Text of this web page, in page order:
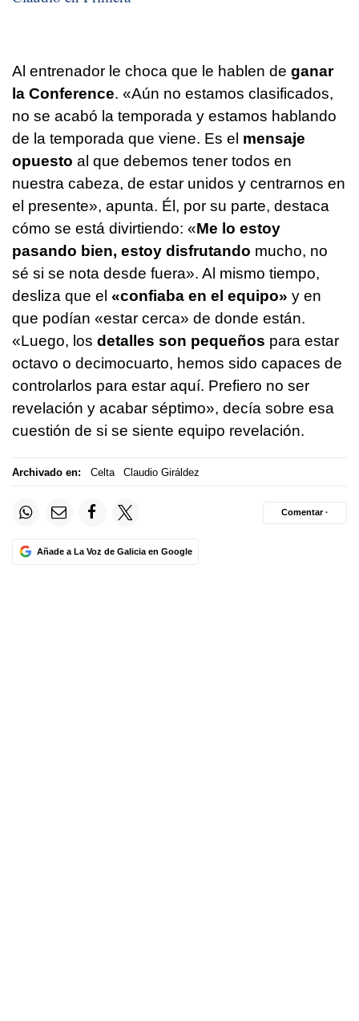
Al entrenador le choca que le hablen de ganar
la Conference. «Aún no estamos clasificados,
no se acabó la temporada y estamos hablando
de la temporada que viene. Es el mensaje
opuesto al que debemos tener todos en
nuestra cabeza, de estar unidos y centrarnos en
el presente», apunta. Él, por su parte, destaca
cómo se está divirtiendo: «Me lo estoy
pasando bien, estoy disfrutando mucho, no
sé si se nota desde fuera». Al mismo tiempo,
desliza que el «confiaba en el equipo» y en
que podían «estar cerca» de donde están.
«Luego, los detalles son pequeños para estar
octavo o decimocuarto, hemos sido capaces de
controlarlos para estar aquí. Prefiero no ser
revelación y acabar séptimo», decía sobre esa
cuestión de si se siente equipo revelación.
Archivado en: Celta Claudio Giráldez
Añade a La Voz de Galicia en Google
Comentar ·